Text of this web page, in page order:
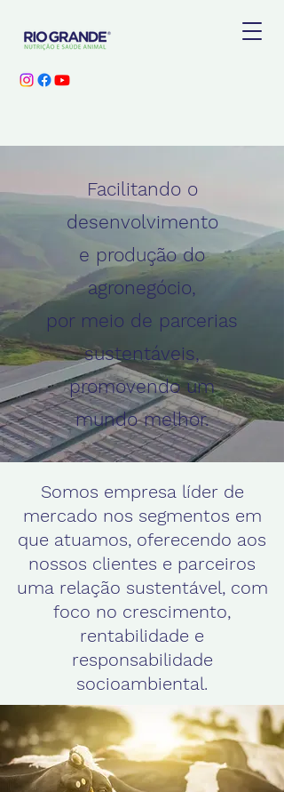
Facilitando o
desenvolvimento
e produção do
agronegócio,
por meio de parcerias
sustentáveis,
promovendo um
mundo melhor.
Somos empresa líder de
mercado nos segmentos em
que atuamos, oferecendo aos
nossos clientes e parceiros
uma relação sustentável, com
foco no crescimento,
rentabilidade e
responsabilidade
socioambiental.